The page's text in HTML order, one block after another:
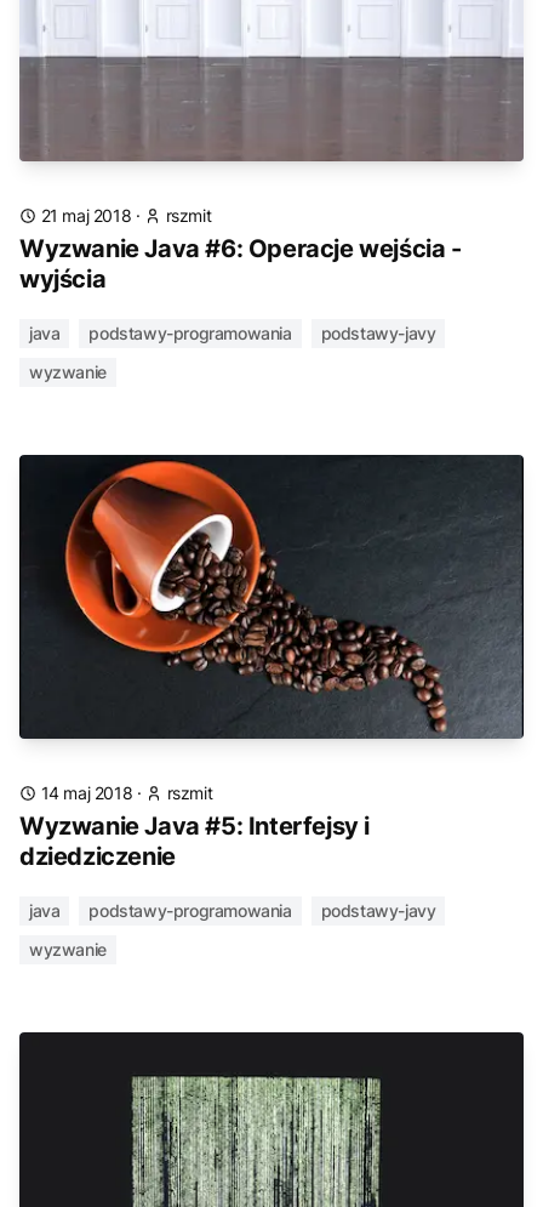
21 maj 2018 · rszmit
Wyzwanie Java #6: Operacje wejścia -
wyjścia
java podstawy-programowania
podstawy-javy
wyzwanie
14 maj 2018 · rszmit
Wyzwanie Java #5: Interfejsy i
dziedziczenie
java podstawy-programowania
podstawy-javy
wyzwanie